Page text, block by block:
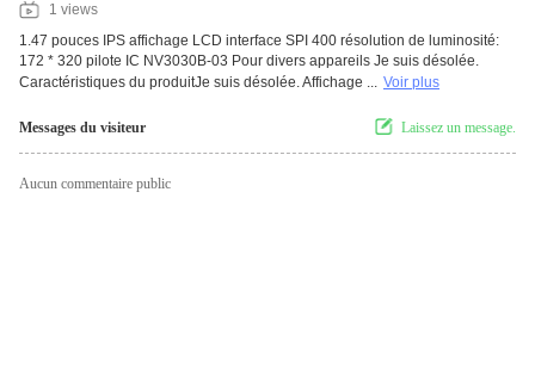
1 views
1.47 pouces IPS affichage LCD interface SPI 400 résolution de luminosité:
172 * 320 pilote IC NV3030B-03 Pour divers appareils Je suis désolée.
Caractéristiques du produitJe suis désolée. Affichage ... Voir plus
Messages du visiteur Laissez un message.
Aucun commentaire public